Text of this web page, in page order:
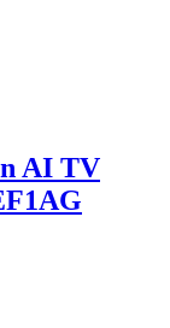
AI TV